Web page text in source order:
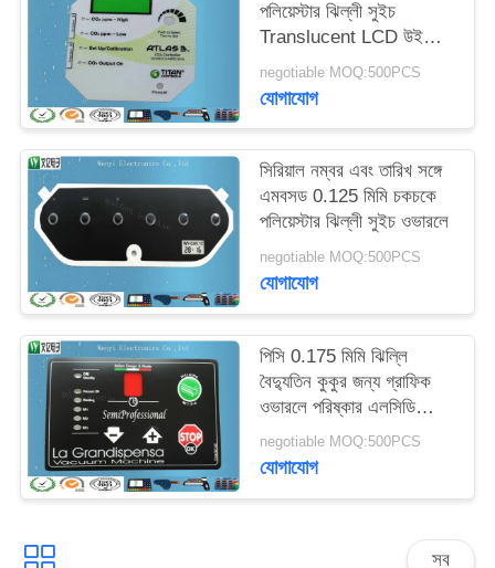
PRIVACY
POLICY
পলিয়েস্টার ঝিল্লী সুইচ
Translucent LCD উইন্ডো
ওভারলে ধীরে ধীরে রঙ 0.125
মিমি
negotiable MOQ:500PCS
যোগাযোগ
সিরিয়াল নম্বর এবং তারিখ সঙ্গে
এমবসড 0.125 মিমি চকচকে
পলিয়েস্টার ঝিল্লী সুইচ ওভারলে
negotiable MOQ:500PCS
যোগাযোগ
পিসি 0.175 মিমি ঝিল্লি
বৈদ্যুতিন কুকুর জন্য গ্রাফিক
ওভারলে পরিষ্কার এলসিডি
উইন্ডো সুইচ
negotiable MOQ:500PCS
যোগাযোগ
সব